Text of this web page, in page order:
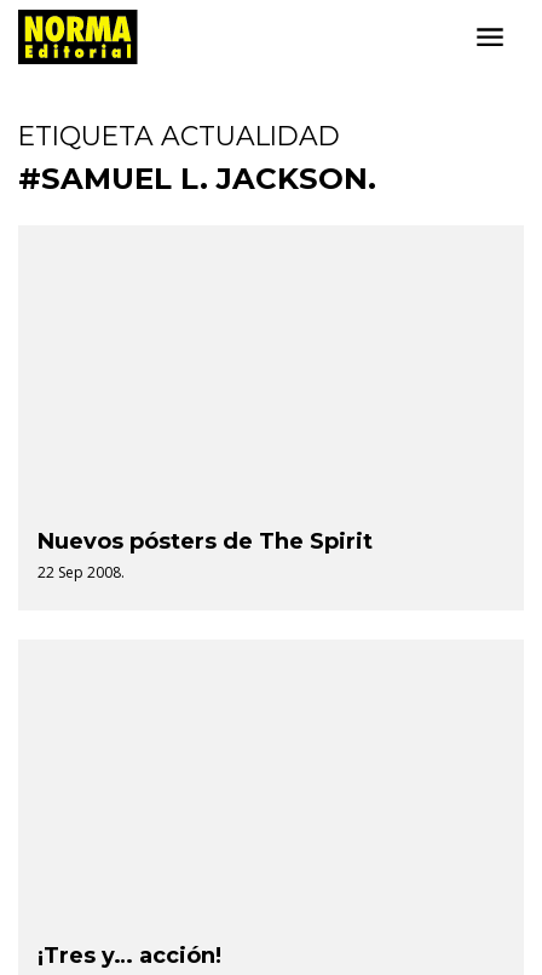
ETIQUETA ACTUALIDAD
#SAMUEL L. JACKSON.
Nuevos pósters de The Spirit
22 Sep 2008.
¡Tres y… acción!